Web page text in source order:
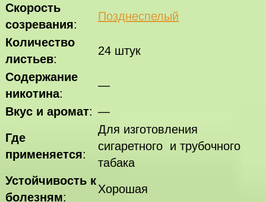
Скорость
созревания:
Позднеспелый
Количество
листьев:
24 штук
Содержание
никотина:
—
Вкус и аромат: —
Где
применяется:
Для изготовления
сигаретного и трубочного
табака
Устойчивость к
болезням:
Хорошая